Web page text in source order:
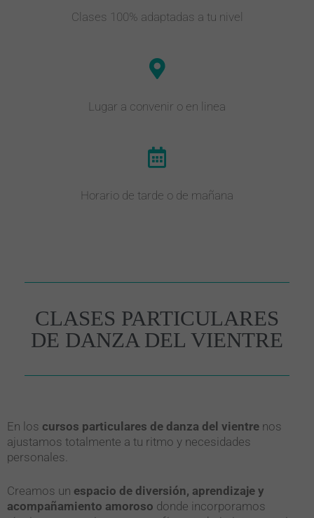
Clases 100% adaptadas a tu nivel
Lugar a convenir o en linea
Horario de tarde o de mañana
CLASES PARTICULARES
DE DANZA DEL VIENTRE
En los cursos particulares de danza del vientre nos
ajustamos totalmente a tu ritmo y necesidades
personales.
Creamos un espacio de diversión, aprendizaje y
acompañamiento amoroso donde incorporamos